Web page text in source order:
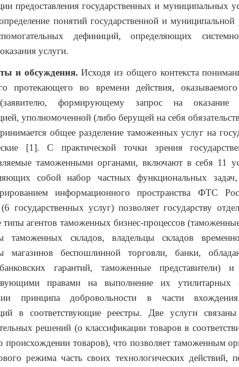
предоставления государственных и муниципальных
понятий государственной и муниципальной
дефиниций, определяющих
услуги.
и обсуждения. Исходя из общего контекста
протекающего во времени действия,
формирующему запрос на оказание
уполномоченной (либо берущей на себя
общее разделение таможенных услуг на
[1]. С практической точки зрения
таможенными органами, включают в себя 11
собой набор частных функциональных
информационного пространства ФТС
государственных услуг) позволяет государству
агентов таможенных бизнес-процессов
таможенных складов, владельцы складов
магазинов беспошлинной торговли, банки,
гарантий, таможенные представители)
правами на выполнение их
принципа добровольности в части
в соответствующие реестры. Две услуги
решений (о классификации товаров в
товаров), что позволяет таможенным
режима часть своих технологических действий,